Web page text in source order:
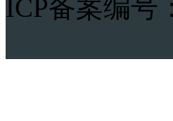
ICP备案编号：